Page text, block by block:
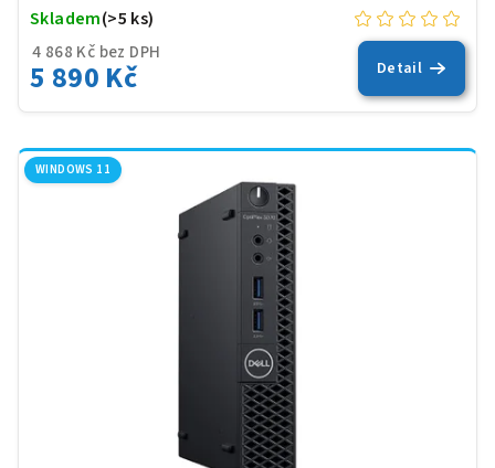
4 868 Kč bez DPH
5 890 Kč
Skladem(>5 ks)
Detail
WINDOWS 11